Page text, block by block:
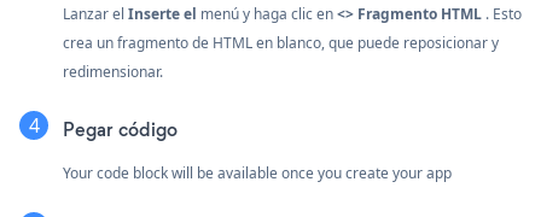
Lanzar el Inserte el menú y haga clic en<> Fragmento HTML . Esto
crea un fragmento de HTML en blanco, que puede reposicionar y
redimensionar.
Pegar código
Your code block will be available once you create your app